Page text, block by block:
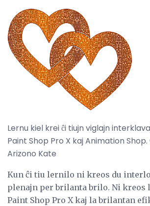
Lernu kiel krei ĉi tiujn viglajn
Paint Shop Pro X kaj Animation
Arizono Kate
Kun ĉi tiu lernilo ni kreos du
plenajn per brilanta brilo. Ni kreos
Paint Shop Pro X kaj la brilantan